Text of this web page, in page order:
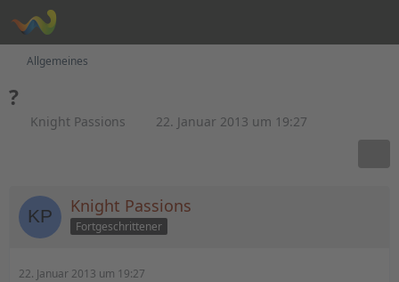
Allgemeines
?
Knight Passions 22. Januar 2013 um 19:27
Knight Passions
Fortgeschrittener
22. Januar 2013 um 19:27